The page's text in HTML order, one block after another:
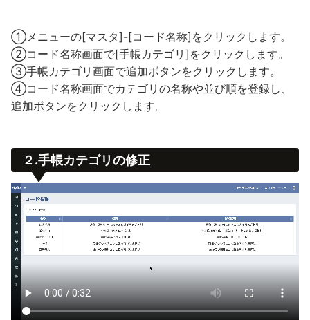
①メニューの[マスタ]-[コード名称]をクリックします。
②コード名称画面で[手帳カテゴリ]をクリックします。
③手帳カテゴリ画面で追加ボタンをクリックします。
④コード名称画面でカテゴリの名称や並び順を登録し、
追加ボタンをクリックします。
２.手帳カテゴリの修正